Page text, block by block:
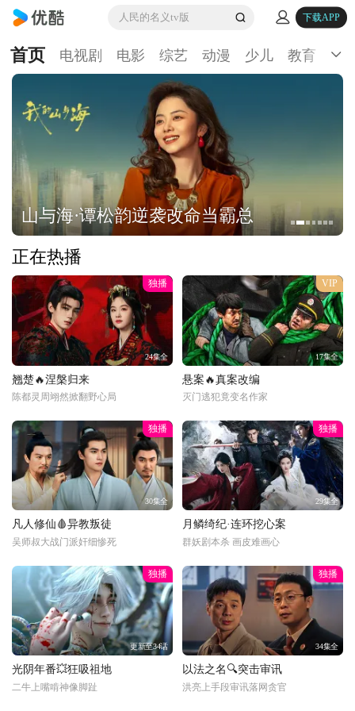
人民的名义tv版 下载APP
首页 电视剧 电影 综艺 动漫 少儿 教育 生
山与海·谭松韵逆袭改命当霸总
正在热播
独播
24集全
翘楚🔥涅槃归来
陈都灵周翊然掀翻野心局
VIP
17集全
悬案🔥真案改编
灭门逃犯竟变名作家
独播
30集全
凡人修仙🩸异教叛徒
吴师叔大战门派奸细惨死
独播
29集全
月鳞绮纪·连环挖心案
群妖剧本杀 画皮难画心
独播
更新至34话
光阴年番💥狂吸祖地
二牛上嘴啃神像脚趾
独播
34集全
以法之名🔍突击审讯
洪亮上手段审讯落网贪官